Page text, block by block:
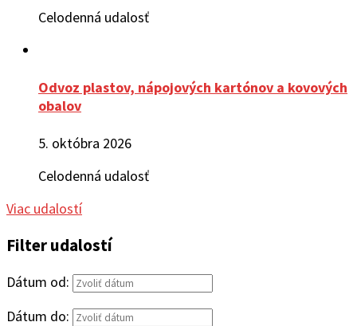
Celodenná udalosť
Odvoz plastov, nápojových kartónov a kovových
obalov
5. októbra 2026
Celodenná udalosť
Viac udalostí
Filter udalostí
Dátum od:
Dátum do: